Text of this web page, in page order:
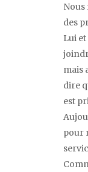
Nous
des
Lui
mais
dire
est
pour